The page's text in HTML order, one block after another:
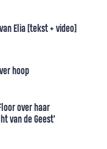
Elia [tekst + video]
hoop
over haar
van de Geest’